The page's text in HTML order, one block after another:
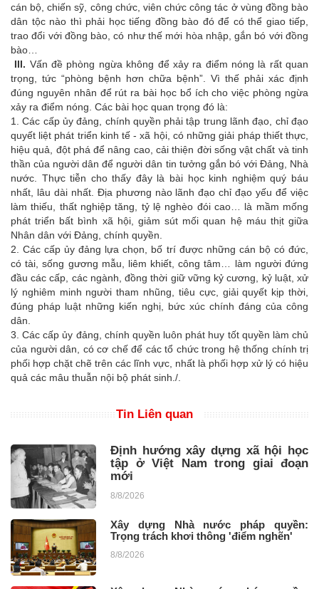
cán bộ, chiến sỹ, công chức, viên chức công tác ở vùng đồng bào
dân tộc nào thì phải học tiếng đồng bào đó để có thể giao tiếp,
trao đổi với đồng bào, có như thế mới hòa nhập, gắn bó với đồng
bào…
III. Vấn đề phòng ngừa không để xảy ra điểm nóng là rất quan
trọng, tức “phòng bệnh hơn chữa bệnh”. Vì thế phải xác định
đúng nguyên nhân để rút ra bài học bổ ích cho việc phòng ngừa
xảy ra điểm nóng. Các bài học quan trọng đó là:
1. Các cấp ủy đảng, chính quyền phải tập trung lãnh đạo, chỉ đạo
quyết liệt phát triển kinh tế - xã hội, có những giải pháp thiết thực,
hiệu quả, đột phá để nâng cao, cải thiện đời sống vật chất và tinh
thần của người dân để người dân tin tưởng gắn bó với Đảng, Nhà
nước. Thực tiễn cho thấy đây là bài học kinh nghiệm quý báu
nhất, lâu dài nhất. Địa phương nào lãnh đạo chỉ đạo yếu để việc
làm thiếu, thất nghiệp tăng, tỷ lệ nghèo đói cao… là mầm mống
phát triển bất bình xã hội, giảm sút mối quan hệ máu thịt giữa
Nhân dân với Đảng, chính quyền.
2. Các cấp ủy đảng lựa chọn, bố trí được những cán bộ có đức,
có tài, sống gương mẫu, liêm khiết, công tâm… làm người đứng
đầu các cấp, các ngành, đồng thời giữ vững kỷ cương, kỷ luật, xử
lý nghiêm minh người tham nhũng, tiêu cực, giải quyết kịp thời,
đúng pháp luật những kiến nghị, bức xúc chính đáng của công
dân.
3. Các cấp ủy đảng, chính quyền luôn phát huy tốt quyền làm chủ
của người dân, có cơ chế để các tổ chức trong hệ thống chính trị
phối hợp chặt chẽ trên các lĩnh vực, nhất là phối hợp xử lý có hiệu
quả các mâu thuẫn nội bộ phát sinh./.
Tin Liên quan
Định hướng xây dựng xã hội học
tập ở Việt Nam trong giai đoạn
mới
8/8/2026
Xây dựng Nhà nước pháp quyền:
Trọng trách khơi thông 'điểm nghẽn'
8/8/2026